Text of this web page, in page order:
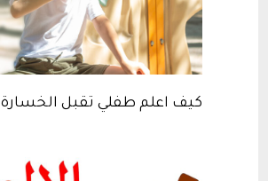
كيف اعلم طفلي تقبل الخسارة